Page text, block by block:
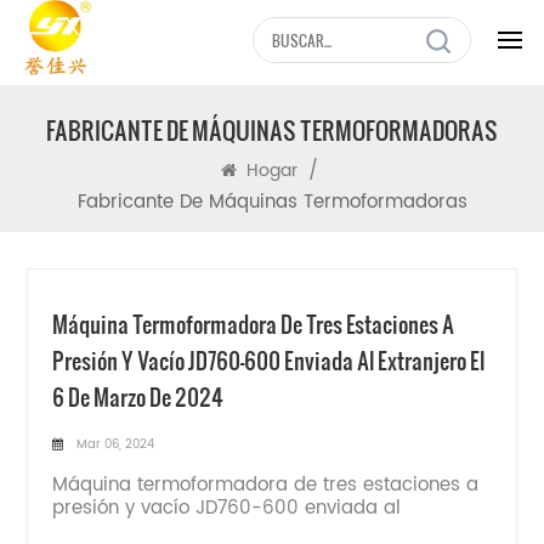
FABRICANTE DE MÁQUINAS TERMOFORMADORAS
Hogar /
Fabricante De Máquinas Termoformadoras
Máquina Termoformadora De Tres Estaciones A
Presión Y Vacío JD760-600 Enviada Al Extranjero El
6 De Marzo De 2024
Mar 06, 2024
Máquina termoformadora de tres estaciones a
presión y vacío JD760-600 enviada al